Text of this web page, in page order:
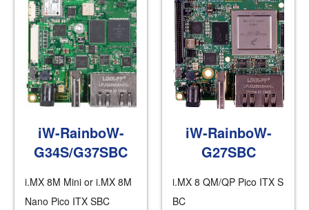
iW-RainboW-
G34S/G37SBC
i.MX 8M Mini or i.MX 8M
Nano Pico ITX SBC
iW-RainboW-
G27SBC
i.MX 8 QM/QP Pico ITX S
BC